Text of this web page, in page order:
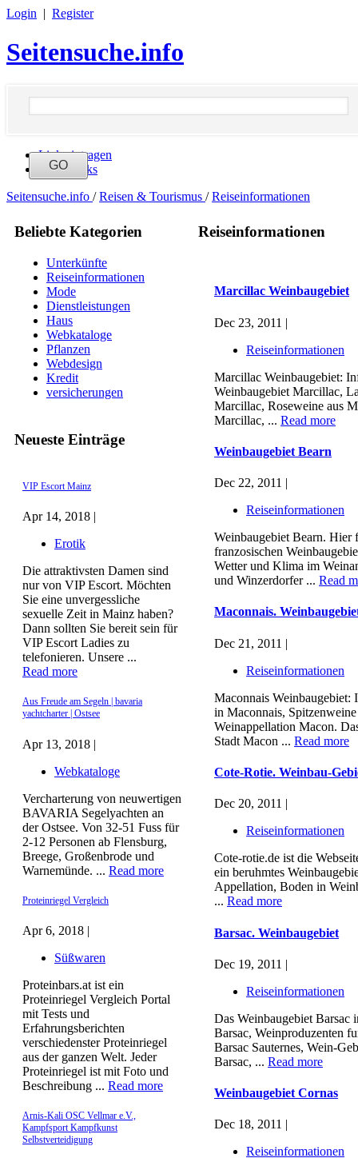
Login | Register
Seitensuche.info
Link eintragen
Neue Links
Seitensuche.info / Reisen & Tourismus / Reiseinformationen
Beliebte Kategorien
Unterkünfte
Reiseinformationen
Mode
Dienstleistungen
Haus
Webkataloge
Pflanzen
Webdesign
Kredit
versicherungen
Neueste Einträge
VIP Escort Mainz
Apr 14, 2018 |
Erotik
Die attraktivsten Damen sind
nur von VIP Escort. Möchten
Sie eine unvergessliche
sexuelle Zeit in Mainz haben?
Dann sollten Sie bereit sein für
VIP Escort Ladies zu
telefonieren. Unsere ...
Read more
Aus Freude am Segeln | bavaria
yachtcharter | Ostsee
Apr 13, 2018 |
Webkataloge
Vercharterung von neuwertigen
BAVARIA Segelyachten an
der Ostsee. Von 32-51 Fuss für
2-12 Personen ab Flensburg,
Breege, Großenbrode und
Warnemünde. ... Read more
Proteinriegel Vergleich
Apr 6, 2018 |
Süßwaren
Proteinbars.at ist ein
Proteinriegel Vergleich Portal
mit Tests und
Erfahrungsberichten
verschiedenster Proteinriegel
aus der ganzen Welt. Jeder
Proteinriegel ist mit Foto und
Beschreibung ... Read more
Arnis-Kali OSC Vellmar e.V.,
Kampfsport Kampfkunst
Selbstverteidigung
Reiseinformationen
Marcillac Weinbaugebiet
Dec 23, 2011 |
Reiseinformationen
Marcillac Weinbaugebiet:
Weinbaugebiet Marcillac,
Marcillac, Roseweine aus
Marcillac, ... Read more
Weinbaugebiet Bearn
Dec 22, 2011 |
Reiseinformationen
Weinbaugebiet Bearn. Hier
franzosischen
Wetter und Klima im
und Winzerdorfer ... Read
Maconnais.
Dec 21, 2011 |
Reiseinformationen
Maconnais Weinbaugebiet:
in Maconnais,
Weinappellation Macon.
Stadt Macon ... Read more
Cote-Rotie. Weinbau-
Dec 20, 2011 |
Reiseinformationen
Cote-rotie.de ist die
ein beruhmtes
Appellation, Boden in
... Read more
Barsac. Weinbaugebiet
Dec 19, 2011 |
Reiseinformationen
Das Weinbaugebiet Barsac
Barsac, Weinproduzenten
Barsac Sauternes, Wein-
Barsac, ... Read more
Weinbaugebiet Cornas
Dec 18, 2011 |
Reiseinformationen